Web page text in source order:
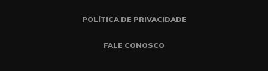
POLÍTICA DE PRIVACIDADE
FALE CONOSCO